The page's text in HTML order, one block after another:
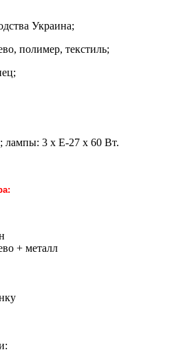
Украина;
полимер, текстиль;
лампы: 3 х Е-27 х 60 Вт.
+ металл